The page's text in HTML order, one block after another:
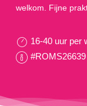
welkom. Fijne
16-40 uur per
#ROMS26639